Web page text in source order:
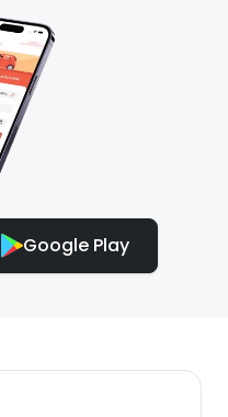
Google Play